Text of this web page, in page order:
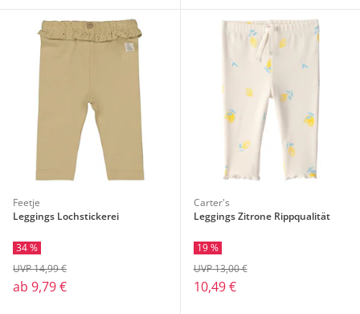
Feetje
Leggings Lochstickerei
34 %
ab 9,79 €
UVP 14,99 €
Carter's
Leggings Zitrone Rippqualität
19 %
10,49 €
UVP 13,00 €